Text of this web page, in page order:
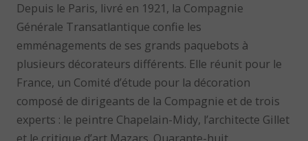
Depuis le Paris, livré en 1921, la Compagnie
Générale Transatlantique confie les
emménagements de ses grands paquebots à
plusieurs décorateurs différents. Elle réunit pour le
France, un Comité d’étude pour la décoration
composé de dirigeants de la Compagnie et de trois
experts : le peintre Chapelain-Midy, l’architecte Gillet